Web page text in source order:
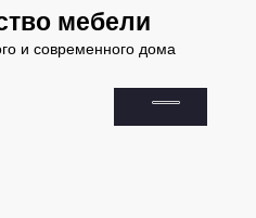
мебели
и современного дома